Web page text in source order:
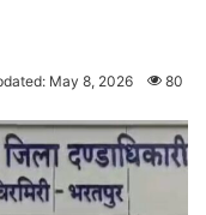
May 8, 2026 80